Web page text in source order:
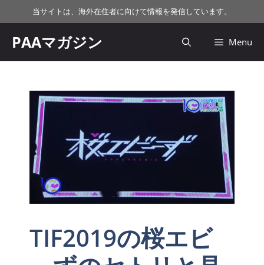
ン
ツ
当サイトは、海外在住者に向けて情報を発信しています。
PAAマガジン Menu
TIF2019の桜エビ